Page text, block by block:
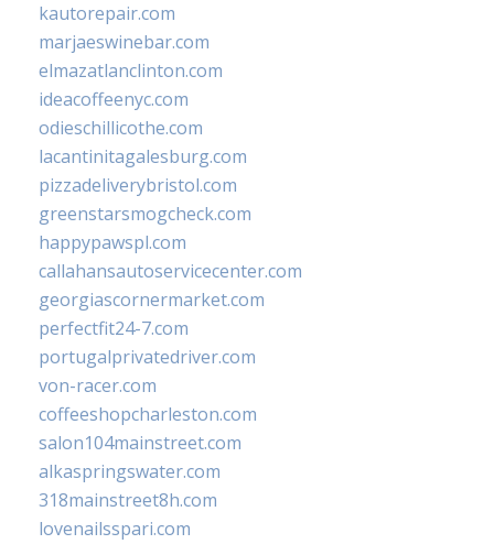
kautorepair.com
marjaeswinebar.com
elmazatlanclinton.com
ideacoffeenyc.com
odieschillicothe.com
lacantinitagalesburg.com
pizzadeliverybristol.com
greenstarsmogcheck.com
happypawspl.com
callahansautoservicecenter.com
georgiascornermarket.com
perfectfit24-7.com
portugalprivatedriver.com
von-racer.com
coffeeshopcharleston.com
salon104mainstreet.com
alkaspringswater.com
318mainstreet8h.com
lovenailsspari.com